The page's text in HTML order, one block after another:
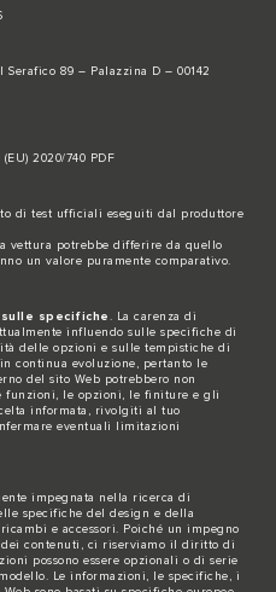
89 – Palazzina D – 00142
2020/740 PDF
di test ufficiali eseguiti dal produttore
vettura potrebbe differire da quello
un valore puramente comparativo.
specifiche
. La carenza di
influendo sulle specifiche di
delle opzioni e sulle tempistiche di
continua evoluzione, pertanto le
del sito Web potrebbero non
funzioni, le opzioni, le finiture e gli
informata, rivolgiti al tuo
eventuali limitazioni
impegnata nella ricerca di
specifiche del design e della
e accessori. Poiché un impegno
contenuti, ci riserviamo il diritto di
possono essere opzionali o di serie
Le informazioni, le specifiche, i